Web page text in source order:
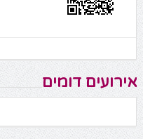
אירועים דומים